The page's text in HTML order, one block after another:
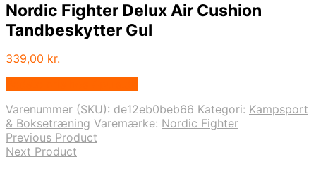
Nordic Fighter Delux Air Cushion
Tandbeskytter Gul
339,00 kr.
Varenummer (SKU): de12eb0beb66 Kategori: Kampsport
& Boksetræning Varemærke: Nordic Fighter
Previous Product
Next Product